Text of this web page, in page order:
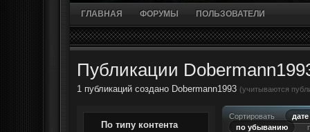
ГЛАВНАЯ ФОРУМЫ ПОЛЬЗОВАТЕЛИ
Публикации
1 публикаций создано Dobermann1993 (учитываются
По типу контента
Сортировать
по убыванию